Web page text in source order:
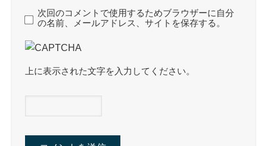
次回のコメントで使用するためブラウザーに自分
の名前、メールアドレス、サイトを保存する。
上に表示された文字を入力してください。